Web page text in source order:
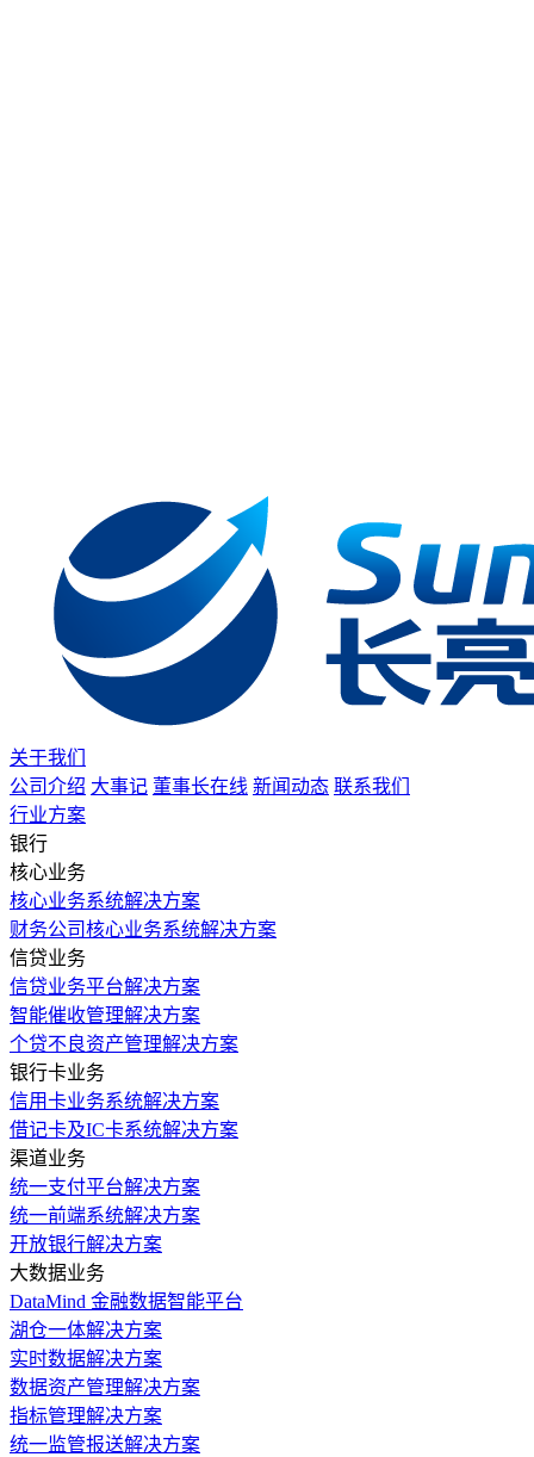
关于我们
公司介绍 大事记 董事长在线 新闻动态 联系我们
行业方案
银行
核心业务
核心业务系统解决方案
财务公司核心业务系统解决方案
信贷业务
信贷业务平台解决方案
智能催收管理解决方案
个贷不良资产管理解决方案
银行卡业务
信用卡业务系统解决方案
借记卡及IC卡系统解决方案
渠道业务
统一支付平台解决方案
统一前端系统解决方案
开放银行解决方案
大数据业务
DataMind 金融数据智能平台
湖仓一体解决方案
实时数据解决方案
数据资产管理解决方案
指标管理解决方案
统一监管报送解决方案